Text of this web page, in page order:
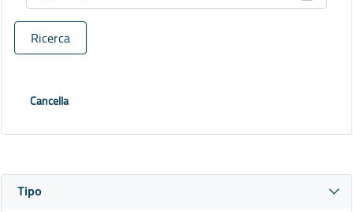
Ricerca
Cancella
Tipo